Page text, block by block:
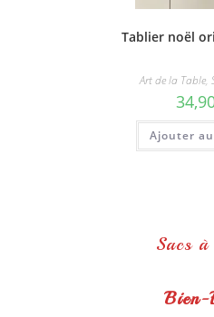
Tablier noël
Art de la Table,
Ajouter
Sacs
Bien-